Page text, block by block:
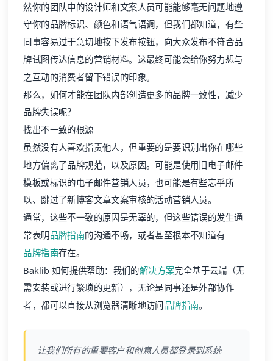
然你的团队中的设计师和文案人员可能能够毫无问题地遵
守你的品牌标识、颜色和语气语调，但我们都知道，有些
同事容易过于急切地按下发布按钮，向大众发布不符合品
牌试图传达信息的营销材料。这最终可能会给你努力想与
之互动的消费者留下错误的印象。
那么，如何才能在团队内部创造更多的品牌一致性，减少
品牌失误呢？
找出不一致的根源
虽然没有人喜欢指责他人，但重要的是要识别出你在哪些
地方偏离了品牌规范，以及原因。可能是使用旧电子邮件
模板或标识的电子邮件营销人员，也可能是有些忘乎所
以、跳过了新博客文章文案审核的活动营销人员。
通常，这些不一致的原因是无辜的，但这些错误的发生通
常表明品牌指南的沟通不畅，或者甚至根本不知道有
品牌指南存在。
Baklib 如何提供帮助：我们的解决方案完全基于云端（无
需安装或进行繁琐的更新），无论是同事还是外部协作
者，都可以直接从浏览器清晰地访问品牌指南。
让我们所有的重要客户和创意人员都登录到系统